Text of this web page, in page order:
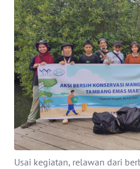
Usai kegiatan, relawan dari
INDEKS
BERITA
KONTAK
KAMI
INFO
IKLAN
TENTANG
KAMI